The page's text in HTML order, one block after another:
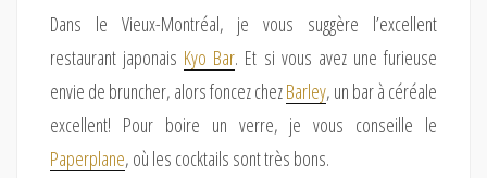
Dans le Vieux-Montréal, je vous suggère l’excellent
restaurant japonais Kyo Bar. Et si vous avez une furieuse
envie de bruncher, alors foncez chezBarley, un bar à céréale
excellent! Pour boire un verre, je vous conseille le
Paperplane, où les cocktails sont très bons.